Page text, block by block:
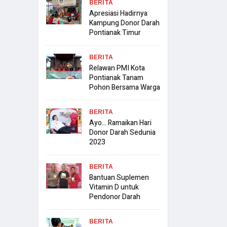
BERITA
Apresiasi Hadirnya
Kampung Donor Darah
Pontianak Timur
BERITA
Relawan PMI Kota
Pontianak Tanam
Pohon Bersama Warga
BERITA
Ayo… Ramaikan Hari
Donor Darah Sedunia
2023
BERITA
Bantuan Suplemen
Vitamin D untuk
Pendonor Darah
BERITA